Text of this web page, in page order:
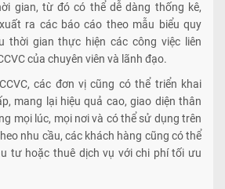
gian, từ đó có thể dễ dàng thống kê,
ra các báo cáo theo mẫu biểu quy
thời gian thực hiện các công việc liên
của chuyên viên và lãnh đạo.
các đơn vị cũng có thể triển khai
mang lại hiệu quả cao, giao diện thân
mọi lúc, mọi nơi và có thể sử dụng trên
nhu cầu, các khách hàng cũng có thể
tư hoặc thuê dịch vụ với chi phí tối ưu